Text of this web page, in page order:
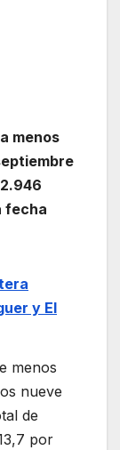
menos
fecha
y El
menos
nueve
de
por